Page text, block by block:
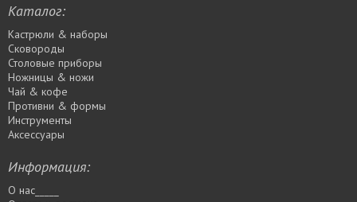
Каталог:
Кастрюли & наборы
Сковороды
Столовые приборы
Ножницы & ножи
Чай & кофе
Противни & формы
Инструменты
Аксессуары
Информация:
О нас_____